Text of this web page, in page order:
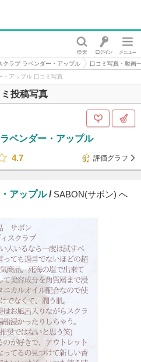
クラブ ラベンダー・アップル
口コミ写真・動画
アップル 口コミ写真
投稿写真
ベンダー・アップル
4.7
評価グラフ
アップル/ SABON(サボン) へ